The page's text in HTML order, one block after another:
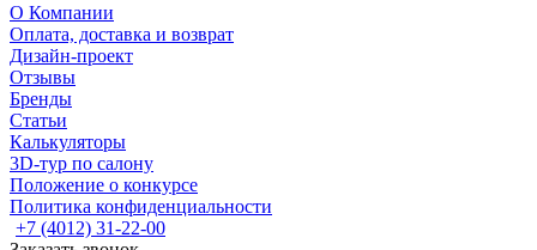
О Компании
Оплата, доставка и возврат
Дизайн-проект
Отзывы
Бренды
Статьи
Калькуляторы
3D-тур по салону
Положение о конкурсе
Политика конфиденциальности
+7 (4012) 31-22-00